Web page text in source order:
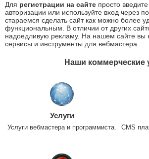
Для регистрации на сайте просто
авторизации или используйте вход через
стараемся сделать сайт как можно более
функциональным. В отличии от других
надоедливую рекламу. На нашем сайте вы
сервисы и инструменты для вебмастера.
Наши коммерческие
Услуги
Услуги вебмастера и программиста.
CMS